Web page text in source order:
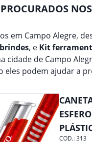
em Campo Alegre,
, e Kit
cidade de Campo
podem ajudar a
COD.:313